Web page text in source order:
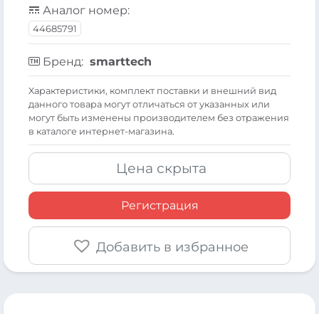
Аналог номер:
44685791
Бренд: smarttech
Xарактеристики, комплект поставки и внешний вид
данного товара могут отличаться от указанных или
могут быть изменены производителем без отражения
в каталоге интернет-магазина.
Цена скрыта
Регистрация
Добавить в избранное